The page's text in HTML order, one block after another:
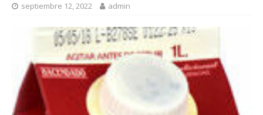
septiembre 12, 2022 admin